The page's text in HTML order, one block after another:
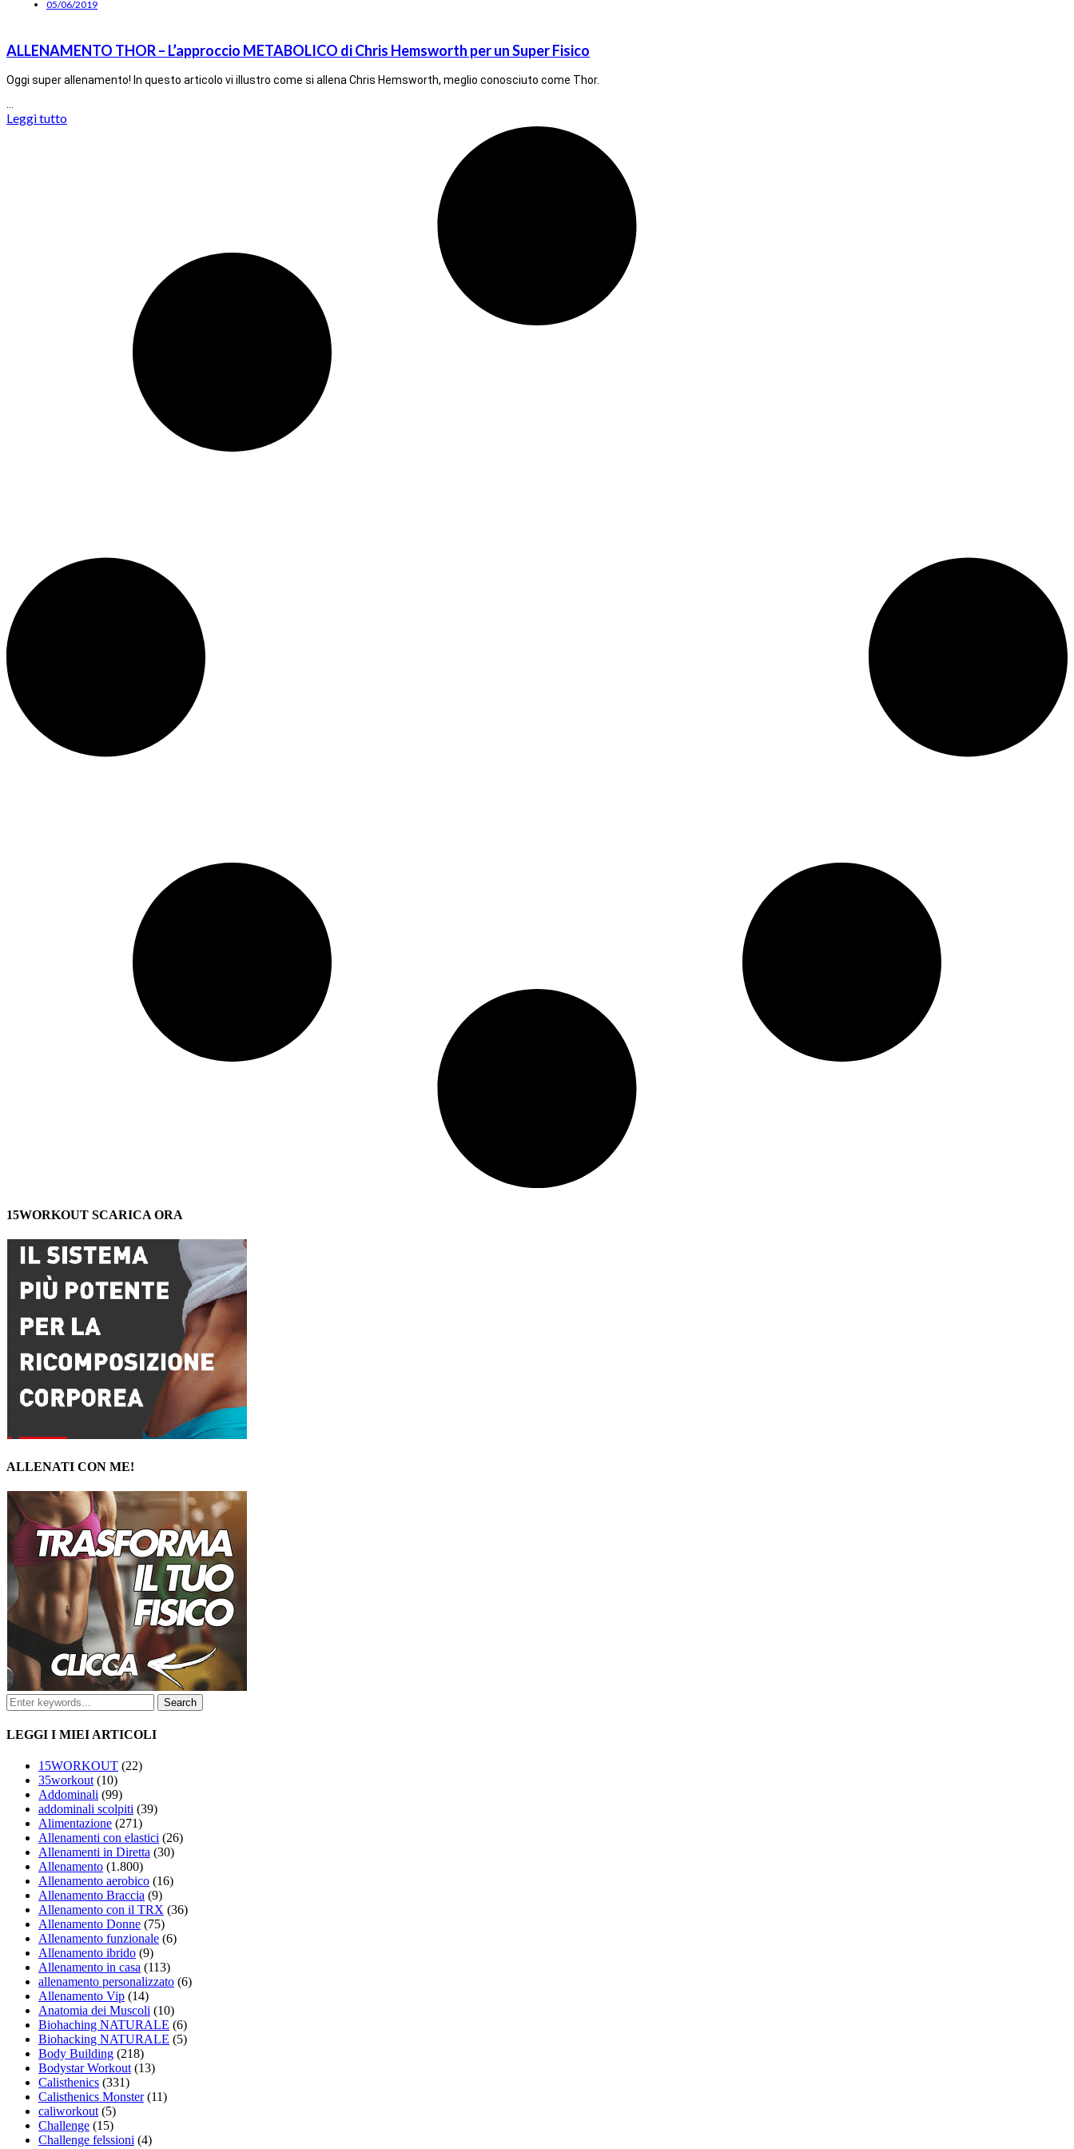
05/06/2019
ALLENAMENTO THOR – L’approccio METABOLICO di Chris Hemsworth per un Super Fisico
Oggi super allenamento! In questo articolo vi illustro come si allena Chris Hemsworth, meglio conosciuto come Thor.
Leggi tutto
15WORKOUT SCARICA ORA
ALLENATI CON ME!
LEGGI I MIEI ARTICOLI
15WORKOUT (22)
35workout(10)
Addominali (99)
addominali scolpiti (39)
Alimentazione (271)
Allenamenti con elastici (26)
Allenamenti in Diretta (30)
Allenamento (1.800)
Allenamento aerobico (16)
Allenamento Braccia (9)
Allenamento con il TRX (36)
Allenamento Donne (75)
Allenamento funzionale (6)
Allenamento ibrido (9)
Allenamento in casa (113)
allenamento personalizzato (6)
Allenamento Vip (14)
Anatomia dei Muscoli (10)
Biohaching NATURALE (6)
Biohacking NATURALE (5)
Body Building (218)
Bodystar Workout(13)
Calisthenics (331)
Calisthenics Monster(11)
caliworkout(5)
Challenge (15)
Challenge felssioni (4)